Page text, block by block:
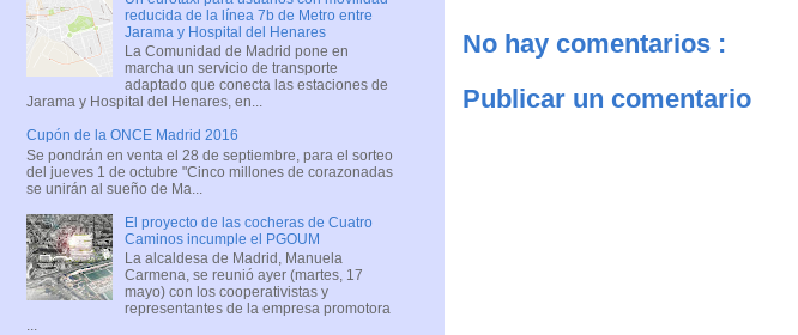
No hay comentarios :
Publicar un comentario
reducida de la línea 7b de Metro entre
Jarama y Hospital del Henares
La Comunidad de Madrid pone en
marcha un servicio de transporte
adaptado que conecta las estaciones de
Jarama y Hospital del Henares, en...
Cupón de la ONCE Madrid 2016
Se pondrán en venta el 28 de septiembre, para el sorteo
del jueves 1 de octubre "Cinco millones de corazonadas
se unirán al sueño de Ma...
El proyecto de las cocheras de Cuatro
Caminos incumple el PGOUM
La alcaldesa de Madrid, Manuela
Carmena, se reunió ayer (martes, 17
mayo) con los cooperativistas y
representantes de la empresa promotora
...